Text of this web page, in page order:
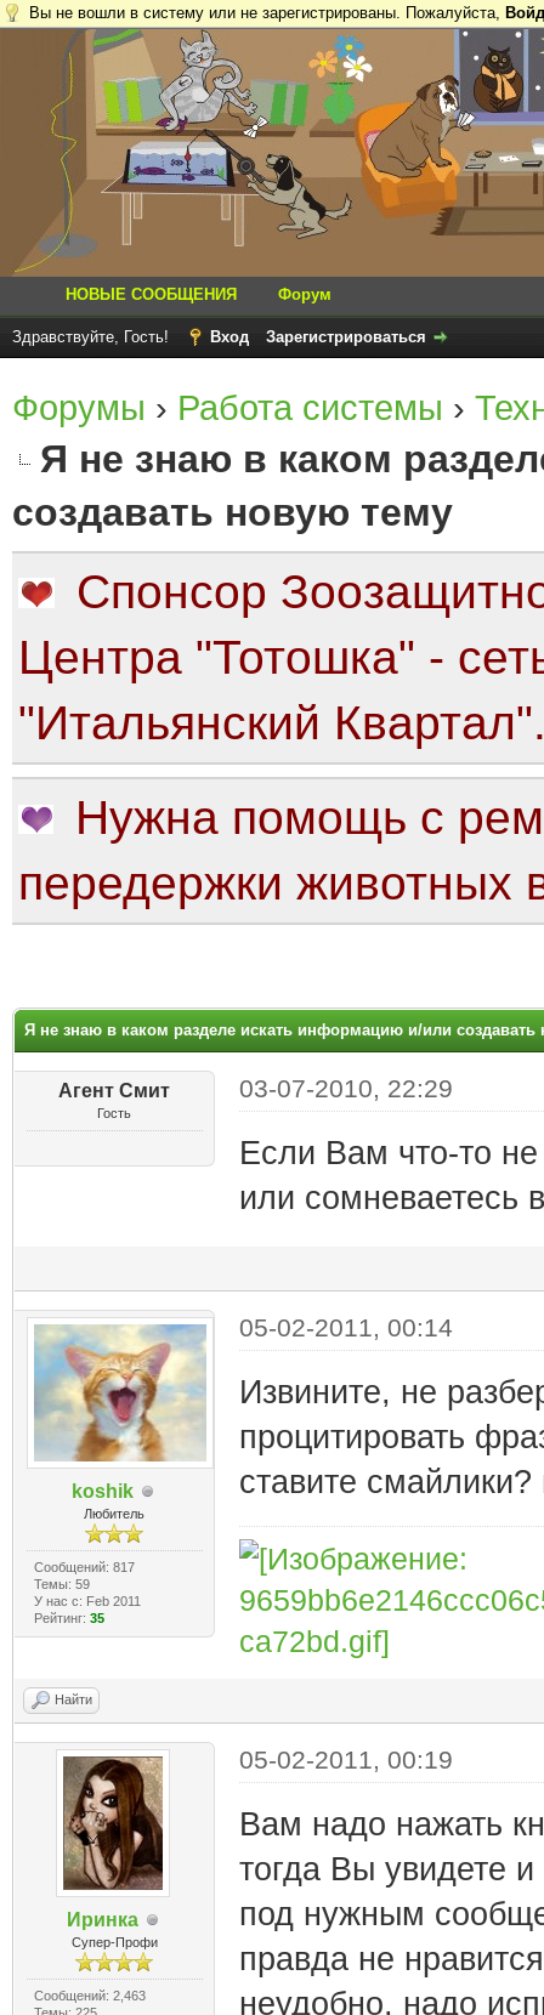
Вы не вошли в систему или не зарегистрированы. Пожалуйста,
НОВЫЕ СООБЩЕНИЯ Форум
Здравствуйте, Гость! Вход Зарегистрироваться
Форумы › Работа системы ›
Я не знаю в каком
создавать новую тему
Спонсор
Центра "Тотошка" -
"Итальянский
Нужна помощь с
передержки животных
Я не знаю в каком разделе искать информацию и/или создавать
Агент Смит
Гость
03-07-2010, 22:29
Если Вам что-то не
или сомневаетесь
koshik
Любитель
Сообщений: 817
Темы: 59
У нас с: Feb 2011
Рейтинг: 35
05-02-2011, 00:14
Извините, не
процитировать
ставите
Найти
Иринка
Супер-Профи
Сообщений: 2,463
05-02-2011, 00:19
Вам надо нажать
тогда Вы увидете и
под нужным
правда не
неудобно, надо